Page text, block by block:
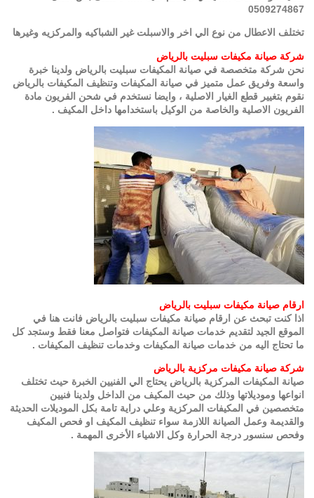
0509274867
تختلف الاعطال من نوع الي اخر والاسبلت غير الشباكيه والمركزيه وغيرها
شركة صيانة مكيفات سبليت بالرياض
نحن شركة متخصصة في صيانة المكيفات سبليت بالرياض ولدينا خبرة
واسعة وفريق عمل متميز في صيانة المكيفات وتنظيف المكيفات بالرياض
نقوم بتغيير قطع الغيار الاصلية ، وايضا نستخدم في شحن الفريون مادة
الفريون الاصلية والخاصة من الوكيل باستخدامها داخل المكيف .
ارقام صيانة مكيفات سبليت بالرياض
اذا كنت تبحث عن ارقام صيانة مكيفات سبليت بالرياض فانت هنا في
الموقع الجيد لتقديم خدمات صيانة المكيفات فتواصل معنا فقط وستجد كل
ما تحتاج اليه من خدمات صيانة المكيفات وخدمات تنظيف المكيفات .
شركة صيانة مكيفات مركزية بالرياض
صيانة المكيفات المركزية بالرياض يحتاج الي الفنيين الخبرة حيث تختلف
انواعها وموديلاتها وذلك من حيث المكيف من الداخل ولدينا فنيين
متخصصين في المكيفات المركزية وعلي دراية تامة بكل الموديلات الحديثة
والقديمة وعمل الصيانة اللازمة سواء تنظيف المكيف او فحص المكيف
وفحص سنسور درجة الحرارة وكل الاشياء الأخرى المهمة .